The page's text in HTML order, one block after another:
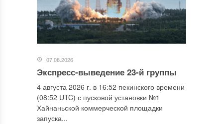
07.08.2026
Экспресс-выведение 23-й группы
4 августа 2026 г. в 16:52 пекинского времени
(08:52 UTC) с пусковой установки №1
Хайнаньской коммерческой площадки
запуска...